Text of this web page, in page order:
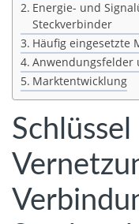
Energie- und
Steckverbinder
Häufig eingesetzte
Anwendungsfelder
Marktentwicklung